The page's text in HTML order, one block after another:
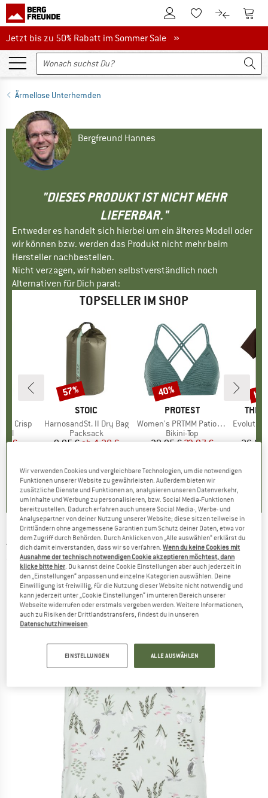
Zum KundenkontoZum Merkzettel.
Zum Zum
Jetzt bis zu 50% Rabatt im Sommer Sale
Jetzt bis zu 50% Rabatt im Sommer Sale »
Ärmellose Unterhemden
Bergfreund Hannes
"DIESES PRODUKT IST NICHT MEHR
LIEFERBAR."
Entweder es handelt sich hierbei um ein älteres Modell oder
wir können bzw. werden das Produkt nicht mehr beim
Hersteller nachbestellen.
Nicht verzagen, wir haben selbstverständlich noch
Alternativen für Dich parat:
TOPSELLER IM SHOP
Crisp
Preis
€
MARKE
STOIC
Artikel
HarnosandSt. II Dry Bag
Produktgruppe
Packsack
Preis
9,95 € reduzierter Preis
ab 4,28 €
5,0(2)
Rabatt
57%
MARKE
PROTEST
Artikel
Women's PRTMM Patio Triangle
Produktgruppe
Bikini-Top
Preis
39,95 €reduzierter Preis
23,97 €
4,9(23)
Rabatt
40%
THE
Artikel
Evolution
26,95
JOHA -Kid's 72141 Undershirt - Top
(0)
Wir verwenden Cookies und vergleichbare Technologien, um die notwendigen
Funktionen unserer Website zu gewährleisten. Außerdem bieten wir
zusätzliche Dienste und Funktionen an, analysieren unseren Datenverkehr,
um Inhalte und Werbung zu personalisieren, bzw. Social Media-Funktionen
bereitzustellen. Dadurch erfahren auch unsere Social Media-, Werbe- und
Analysepartner von deiner Nutzung unserer Website; diese sitzen teilweise in
Drittländern ohne angemessene Garantien zum Schutz deiner Daten, etwa vor
dem Zugriff durch Behörden. Durch Anklicken von „Alle auswählen“ erklärst du
dich damit einverstanden, dass wir so verfahren.Wenn du keine Cookies mit
Ausnahme der technisch notwendigen Cookie akzeptieren möchtest, dann
klicke bitte hier. Du kannst deine Cookie Einstellungen aber auch jederzeit in
den „Einstellungen“ anpassen und einzelne Kategorien auswählen. Deine
Einwilligung ist freiwillig, für die Nutzung dieser Website nicht notwendig und
kann jederzeit unter „Cookie Einstellungen“ im unteren Bereich unserer
Webseite widerrufen oder erstmals vergeben werden. Weitere Informationen,
auch zu Risiken der Drittlandstransfers, findest du in unseren
Datenschutzhinweisen.
EINSTELLUNGEN ALLE AUSWÄHLEN